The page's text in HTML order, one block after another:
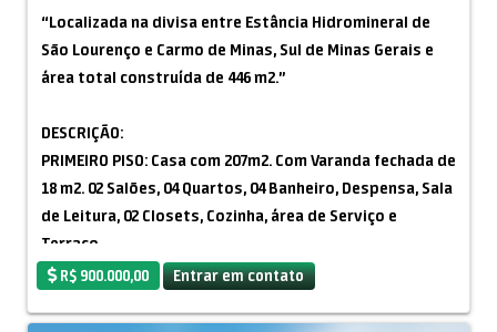
“Localizada na divisa entre Estância Hidromineral de
São Lourenço e Carmo de Minas, Sul de Minas Gerais e
área total construída de 446 m2.”
DESCRIÇÃO:
PRIMEIRO PISO: Casa com 207m2. Com Varanda fechada de
18 m2. 02 Salões, 04 Quartos, 04 Banheiro, Despensa, Sala
de Leitura, 02 Closets, Cozinha, área de Serviço e
Terraço.
SEGUNDO PISO: Área Fechada com banheiro com área de
CONSTRUÇÕES EXTERNAS:
R$ 900.000,00 Entrar em contato